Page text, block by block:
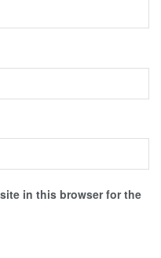
in this browser for the